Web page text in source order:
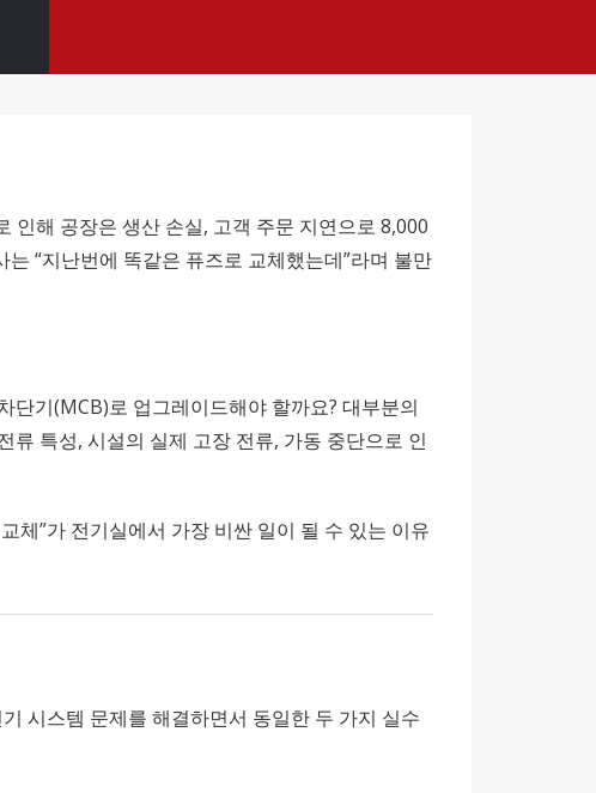
인해 공장은 생산 손실, 고객 주문 지연으로 8,000
“지난번에 똑같은 퓨즈로 교체했는데”라며 불만
기(MCB)로 업그레이드해야 할까요? 대부분의
특성, 시설의 실제 고장 전류, 가동 중단으로 인
체”가 전기실에서 가장 비싼 일이 될 수 있는 이유
시스템 문제를 해결하면서 동일한 두 가지 실수